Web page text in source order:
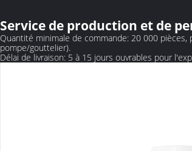
Service de production et de
Quantité minimale de commande: 20 000
pompe/gouttelier).
Délai de livraison: 5 à 15 jours ouvrables pour